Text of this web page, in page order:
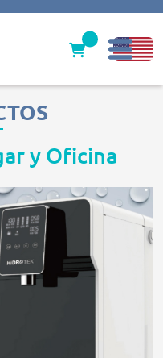
y Oficina